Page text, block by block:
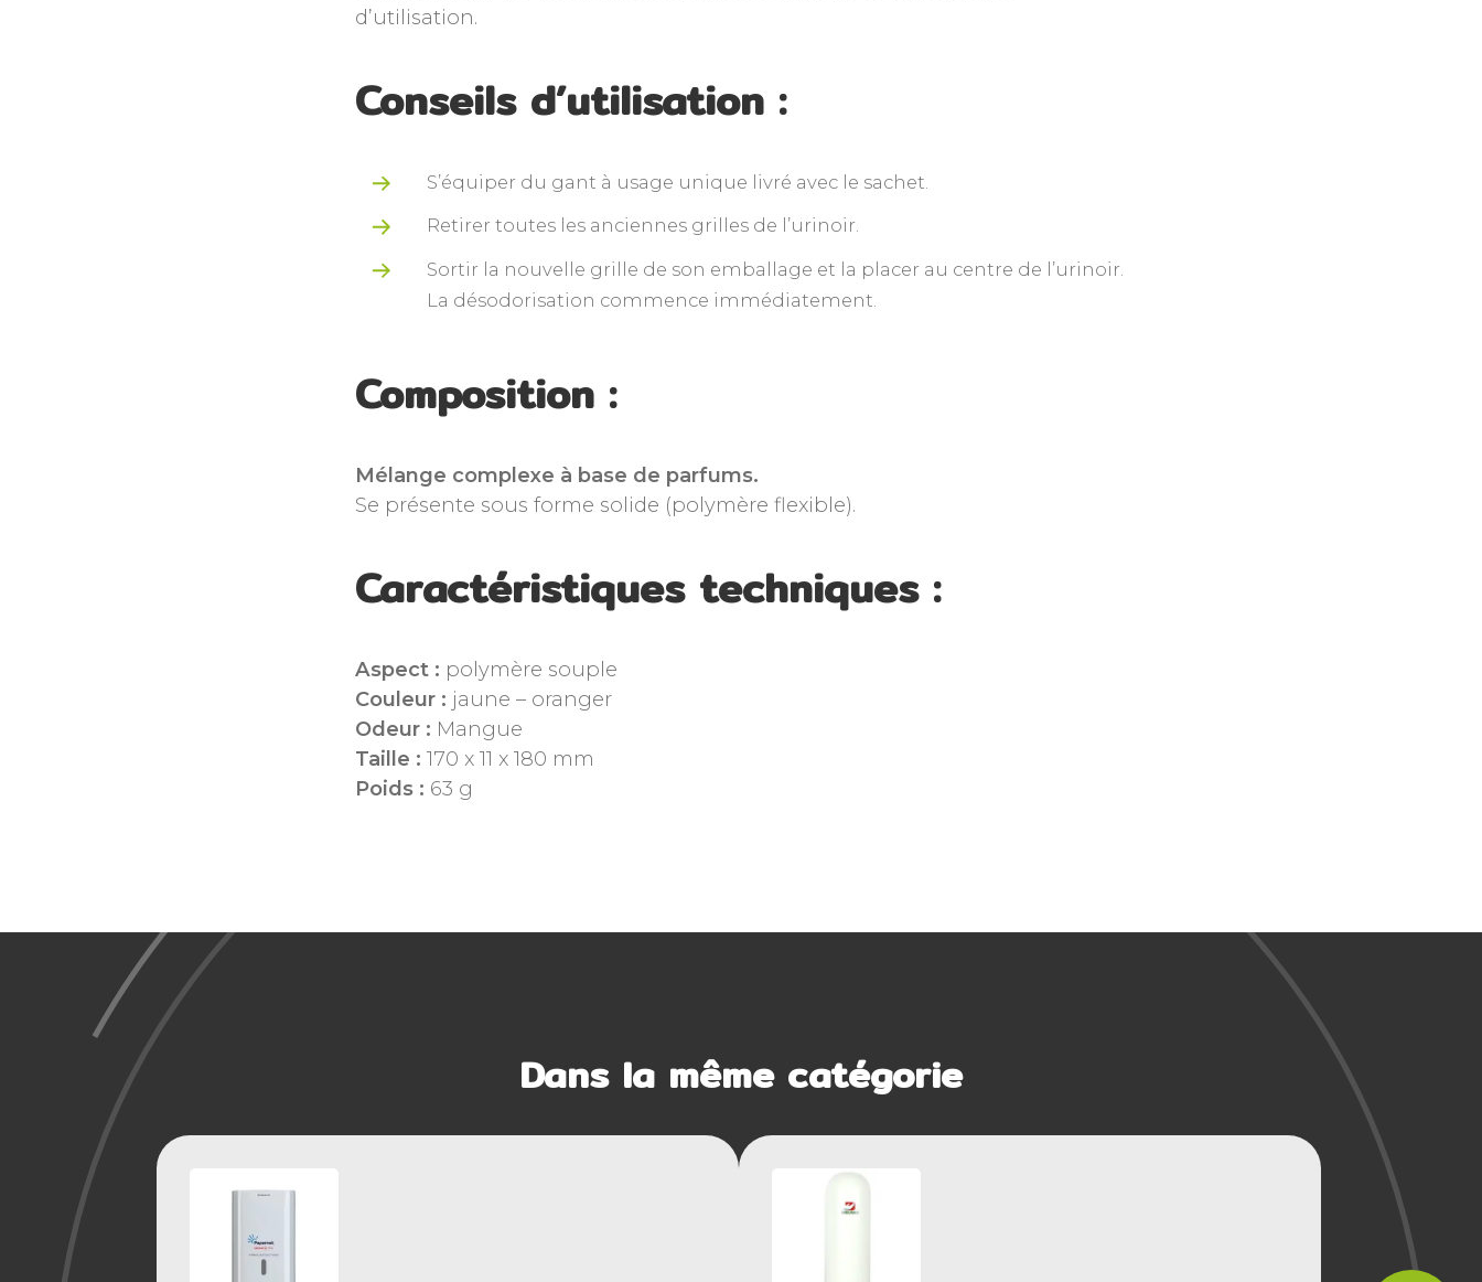
d’utilisation.
Conseils d’utilisation :
S’équiper du gant à usage unique livré avec le sachet.
Retirer toutes les anciennes grilles de l’urinoir.
Sortir la nouvelle grille de son emballage et la placer au centre de l’urinoir.
La désodorisation commence immédiatement.
Composition :
Mélange complexe à base de parfums.
Se présente sous forme solide (polymère flexible).
Caractéristiques techniques :
Aspect : polymère souple
Couleur : jaune – oranger
Odeur : Mangue
Taille : 170 x 11 x 180 mm
Poids : 63 g
Dans la même catégorie